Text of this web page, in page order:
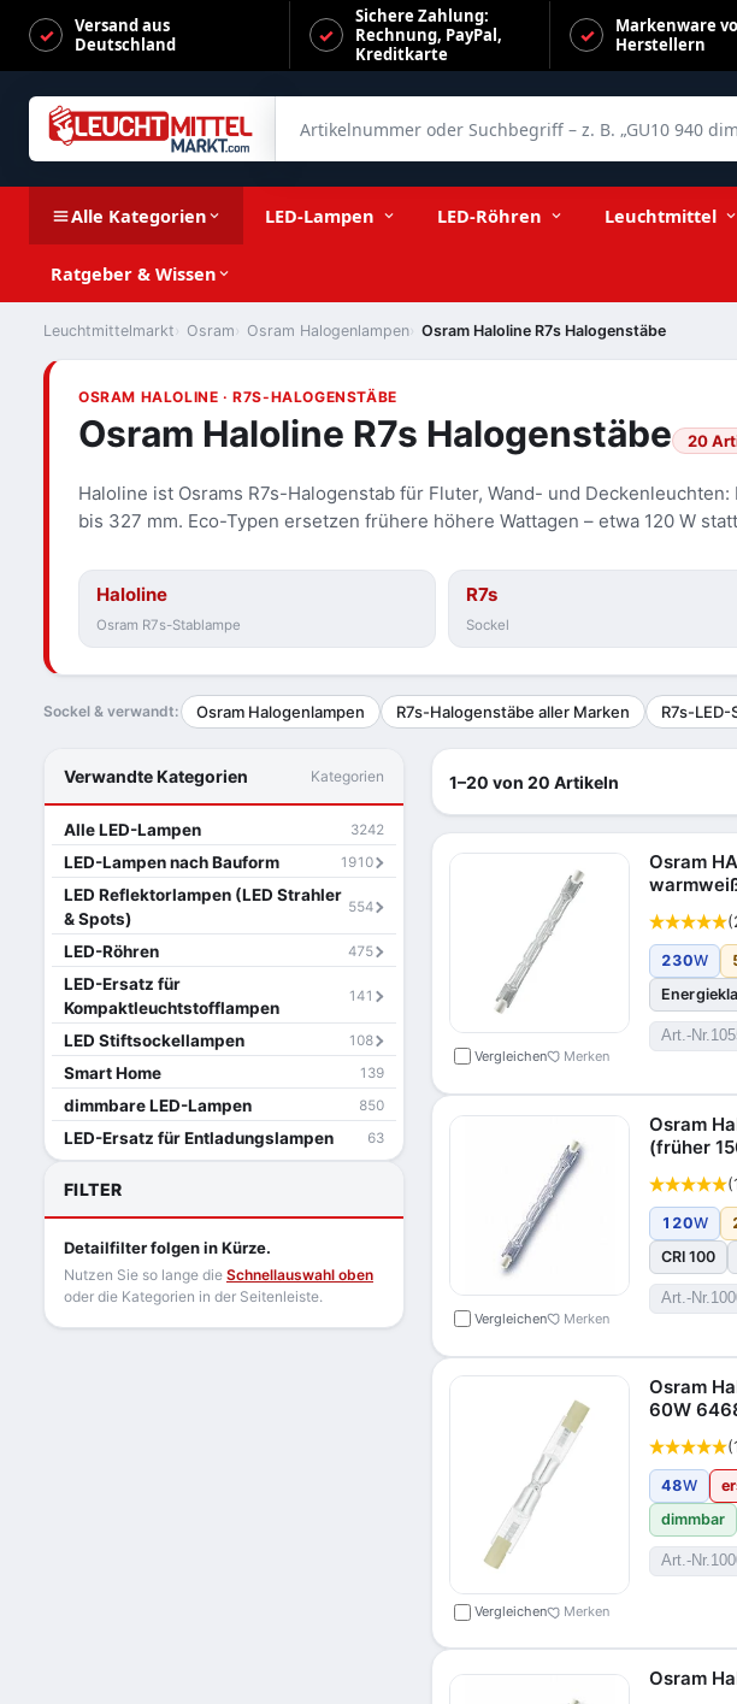
Versand aus
Deutschland
Sichere Zahlung:
Rechnung, PayPal,
Kreditkarte
Markenware
Herstellern
Alle Kategorien LED-Lampen LED-Röhren Leuchtmittel
Ratgeber & Wissen
Leuchtmittelmarkt Osram Osram Halogenlampen Osram Haloline R7s Halogenstäbe
OSRAM HALOLINE · R7S-HALOGENSTÄBE
Osram Haloline R7s Halogenstäbe 20
Haloline ist Osrams R7s-Halogenstab für Fluter, Wand- und
bis 327 mm. Eco-Typen ersetzen frühere höhere Wattagen – etwa 120 W
Haloline
Osram R7s-Stablampe
R7s
Sockel
Sockel & verwandt: Osram Halogenlampen R7s-Halogenstäbe aller Marken R7s-LED-
Verwandte Kategorien Kategorien
Alle LED-Lampen 3242
LED-Lampen nach Bauform 1910
LED Reflektorlampen (LED Strahler
& Spots)
554
LED-Röhren 475
LED-Ersatz für
Kompaktleuchtstofflampen
141
LED Stiftsockellampen 108
Smart Home 139
dimmbare LED-Lampen 850
LED-Ersatz für Entladungslampen 63
FILTER
Detailfilter folgen in Kürze.
Nutzen Sie so lange die Schnellauswahl oben
oder die Kategorien in der Seitenleiste.
1–20 von 20 Artikeln
Vergleichen Merken
Osram
230W
Art.-Nr.
Vergleichen Merken
Osram
(früher
120W
CRI 100
Art.-Nr.
Vergleichen Merken
Osram
60W
48W
dimmbar
Art.-Nr.
Osram